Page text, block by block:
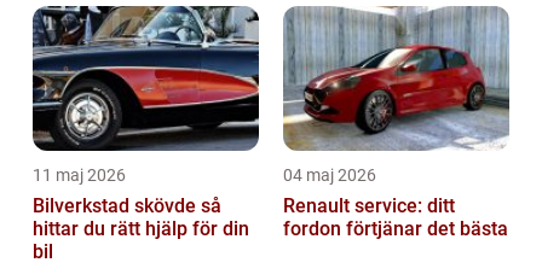
11 maj 2026
Bilverkstad skövde så
hittar du rätt hjälp för din
bil
04 maj 2026
Renault service: ditt
fordon förtjänar det bästa